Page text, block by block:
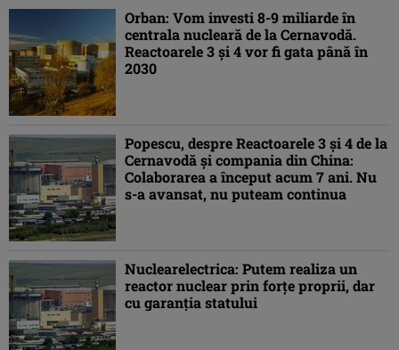
Orban: Vom investi 8-9 miliarde în
centrala nucleară de la Cernavodă.
Reactoarele 3 şi 4 vor fi gata până în
2030
Popescu, despre Reactoarele 3 şi 4 de la
Cernavodă şi compania din China:
Colaborarea a început acum 7 ani. Nu
s-a avansat, nu puteam continua
Nuclearelectrica: Putem realiza un
reactor nuclear prin forțe proprii, dar
cu garanția statului